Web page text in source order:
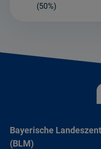
(50%)
Bayerische
(BLM)